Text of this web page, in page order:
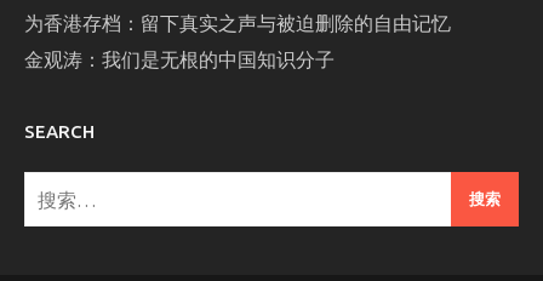
为香港存档：留下真实之声与被迫删除的自由记忆
金观涛：我们是无根的中国知识分子
SEARCH
搜
索：